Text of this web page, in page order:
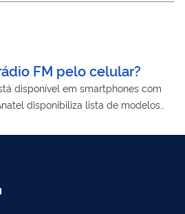
FM pelo celular?
disponível em smartphones com
disponibiliza lista de modelos